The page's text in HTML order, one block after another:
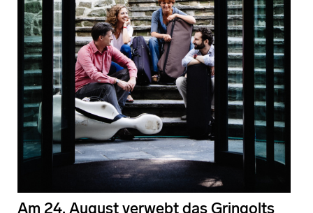
Am 24. August verwebt das Gringolts